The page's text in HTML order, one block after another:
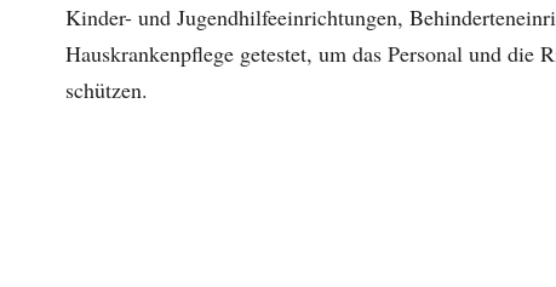
Kinder- und Jugendhilfeeinrichtungen,
Hauskrankenpflege getestet, um das Personal und die
schützen.